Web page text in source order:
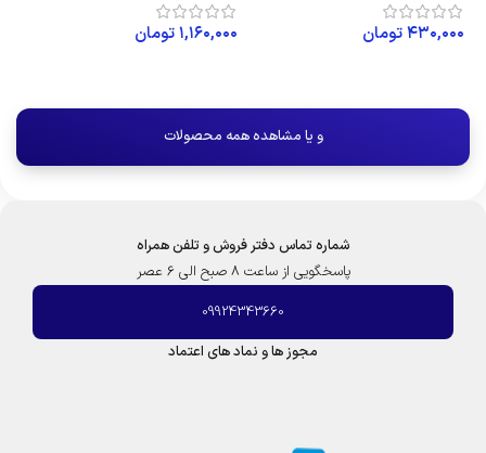
۴۳۰,۰۰۰تومان ۱,۱۶۰,۰۰۰تومان
و یا مشاهده همه محصولات
شماره تماس دفتر فروش و تلفن همراه
پاسخگویی از ساعت 8 صبح الی 6 عصر
09924343660
مجوز ها و نماد های اعتماد